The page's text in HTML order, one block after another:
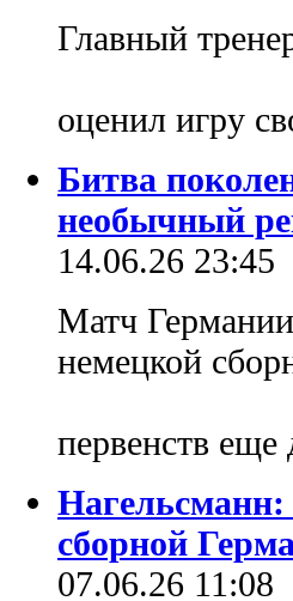
Главный
оценил игру
Битва
необычный
14.06.26 23:45
Матч
немецкой
первенств
Нагельсманн:
сборной
07.06.26 11:08